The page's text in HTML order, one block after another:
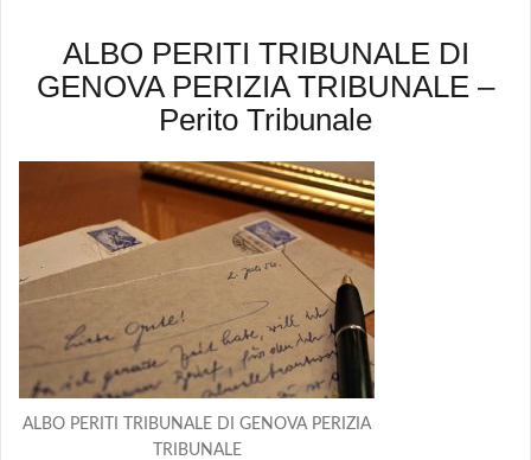
ALBO PERITI TRIBUNALE DI
GENOVA PERIZIA TRIBUNALE –
Perito Tribunale
ALBO PERITI TRIBUNALE DI GENOVA PERIZIA
TRIBUNALE